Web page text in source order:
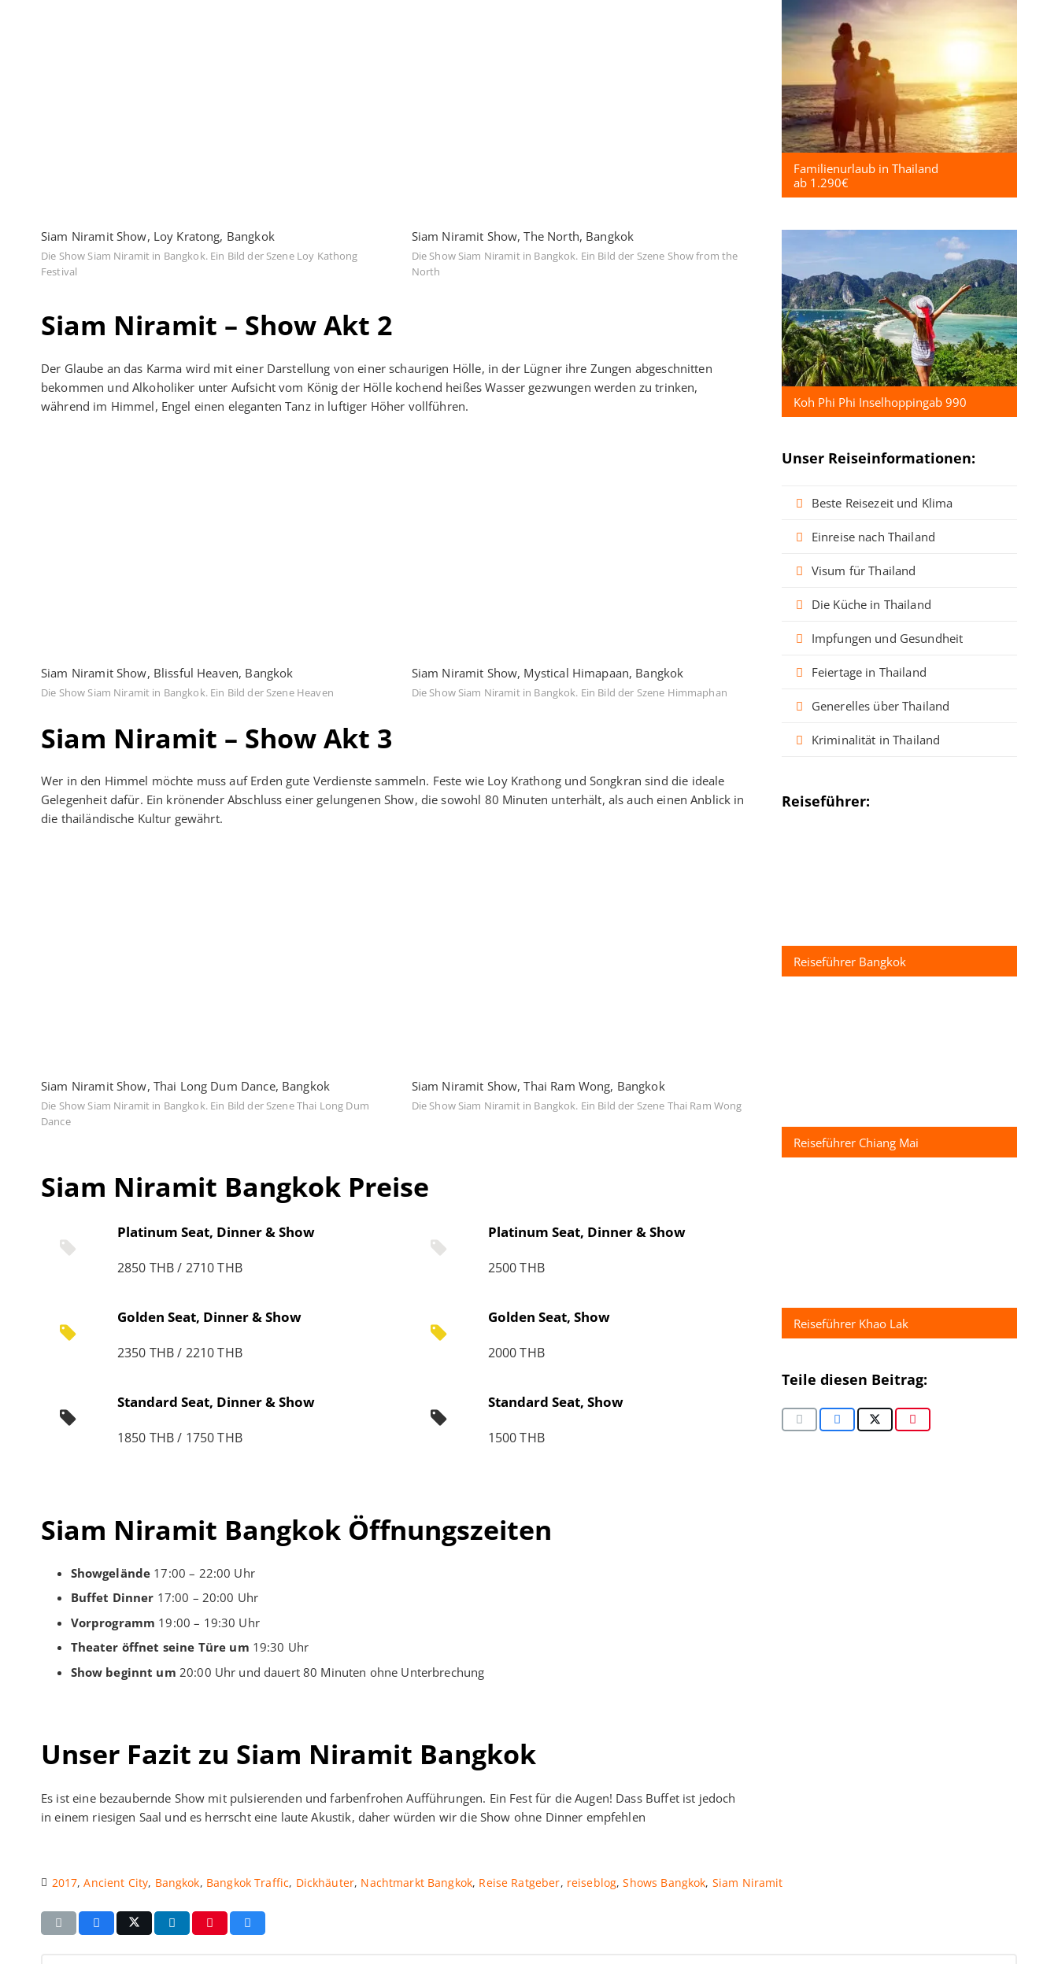
Siam Niramit Show, Loy Kratong, Bangkok
Die Show Siam Niramit in Bangkok. Ein Bild der Szene Loy Kathong
Festival
Siam Niramit Show, The North, Bangkok
Die Show Siam Niramit in Bangkok. Ein Bild der Szene Show from the
North
Siam Niramit – Show Akt 2
Der Glaube an das Karma wird mit einer Darstellung von einer schaurigen Hölle, in der Lügner ihre Zungen abgeschnitten
bekommen und Alkoholiker unter Aufsicht vom König der Hölle kochend heißes Wasser gezwungen werden zu trinken,
während im Himmel, Engel einen eleganten Tanz in luftiger Höher vollführen.
Siam Niramit Show, Blissful Heaven, Bangkok
Die Show Siam Niramit in Bangkok. Ein Bild der Szene Heaven
Siam Niramit Show, Mystical Himapaan, Bangkok
Die Show Siam Niramit in Bangkok. Ein Bild der Szene Himmaphan
Siam Niramit – Show Akt 3
Wer in den Himmel möchte muss auf Erden gute Verdienste sammeln. Feste wie Loy Krathong und Songkran sind die ideale
Gelegenheit dafür. Ein krönender Abschluss einer gelungenen Show, die sowohl 80 Minuten unterhält, als auch einen Anblick in
die thailändische Kultur gewährt.
Siam Niramit Show, Thai Long Dum Dance, Bangkok
Die Show Siam Niramit in Bangkok. Ein Bild der Szene Thai Long Dum
Dance
Siam Niramit Show, Thai Ram Wong, Bangkok
Die Show Siam Niramit in Bangkok. Ein Bild der Szene Thai Ram Wong
Siam Niramit Bangkok Preise
Platinum Seat, Dinner & Show
2850 THB / 2710 THB
Golden Seat, Dinner & Show
2350 THB / 2210 THB
Standard Seat, Dinner & Show
1850 THB / 1750 THB
Platinum Seat, Dinner & Show
2500 THB
Golden Seat, Show
2000 THB
Standard Seat, Show
1500 THB
Siam Niramit Bangkok Öffnungszeiten
Showgelände 17:00 – 22:00 Uhr
Buffet Dinner 17:00 – 20:00 Uhr
Vorprogramm 19:00 – 19:30 Uhr
Theater öffnet seine Türe um 19:30 Uhr
Show beginnt um 20:00 Uhr und dauert 80 Minuten ohne Unterbrechung
Unser Fazit zu Siam Niramit Bangkok
Es ist eine bezaubernde Show mit pulsierenden und farbenfrohen Aufführungen. Ein Fest für die Augen! Dass Buffet ist jedoch
in einem riesigen Saal und es herrscht eine laute Akustik, daher würden wir die Show ohne Dinner empfehlen
Familienurlaub in Thailand
ab 1.290€
Koh Phi Phi Inselhoppingab 990
Unser Reiseinformationen:
Beste Reisezeit und Klima
Einreise nach Thailand
Visum für Thailand
Die Küche in Thailand
Impfungen und Gesundheit
Feiertage in Thailand
Generelles über Thailand
Kriminalität in Thailand
Reiseführer:
Reiseführer Bangkok
Reiseführer Chiang Mai
Reiseführer Khao Lak
Teile diesen Beitrag:
2017,Ancient City, Bangkok, Bangkok Traffic, Dickhäuter, Nachtmarkt Bangkok, Reise Ratgeber, reiseblog,Shows Bangkok, Siam Niramit